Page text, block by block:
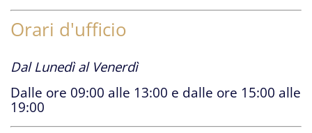
Orari d'ufficio
Dal Lunedì al Venerdì
Dalle ore 09:00 alle 13:00 e dalle ore 15:00 alle
19:00